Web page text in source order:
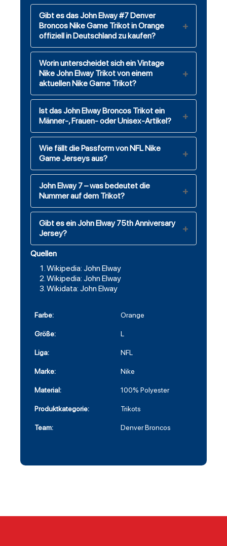
Gibt es das John Elway #7 Denver
Broncos Nike Game Trikot in Orange
offiziell in Deutschland zu kaufen?
Worin unterscheidet sich ein Vintage
Nike John Elway Trikot von einem
aktuellen Nike Game Trikot?
Ist das John Elway Broncos Trikot ein
Männer-, Frauen- oder Unisex-Artikel?
Wie fällt die Passform von NFL Nike
Game Jerseys aus?
John Elway 7 – was bedeutet die
Nummer auf dem Trikot?
Gibt es ein John Elway 75th Anniversary
Jersey?
Quellen
Wikipedia: John Elway
Wikipedia: John Elway
Wikidata: John Elway
Farbe: Orange
Größe: L
Liga: NFL
Marke: Nike
Material: 100% Polyester
Produktkategorie: Trikots
Team: Denver Broncos